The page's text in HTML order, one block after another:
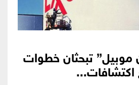
تبحثان خطوات
اكتشافات...